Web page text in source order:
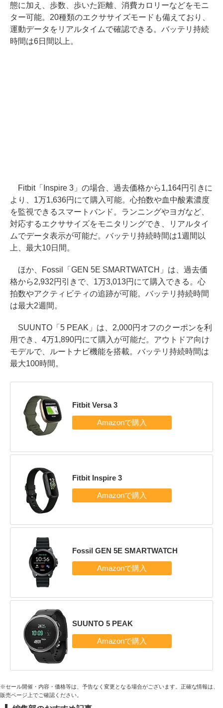
態に加え、歩数、歩いた距離、消費カロリーなどをモニ
ター可能。20種類のエクササイズモードも備えており、
運動データをリアルタイムで確認できる。バッテリ持続
時間は6日間以上。
Fitbit「Inspire 3」の場合、過去価格から1,164円引きに
より、1万1,636円にて購入可能。心拍数や血中酸素濃度
を監視できるスマートバンド。ランニングやヨガなど、
対応するエクササイズをモニタリングでき、リアルタイ
ムでデータ表示が可能だ。バッテリ持続時間は1週間以
上、最大10日間。
ほか、Fossil「GEN 5E SMARTWATCH」は、過去価
格から2,932円引きで、1万3,013円にて購入できる。心
拍数やアクティビティの追跡が可能。バッテリ持続時間
は最大2週間。
SUUNTO「5 PEAK」は、2,000円オフのクーポンを利
用でき、4万1,890円にて購入が可能だ。アウトドア向け
モデルで、ルートナビ機能を搭載。バッテリ持続時間は
最大100時間。
Fitbit Versa 3
Fitbit Inspire 3
Fossil GEN 5E SMARTWATCH
SUUNTO 5 PEAK
※セール開催・内容・価格等は、予告なく変更となる場合がございます。正確な情報は、
販売ページ上でご確認ください。